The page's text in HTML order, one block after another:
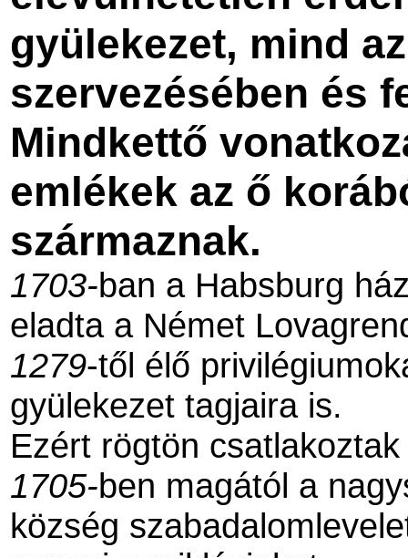
gyülekezet, mind
szervezésében és
Mindkettő
emlékek az ő
származnak.
1703-ban a Habsburg
eladta a Német
1279-től élő
gyülekezet tagjaira is.
Ezért rögtön
1705-ben magától a
község